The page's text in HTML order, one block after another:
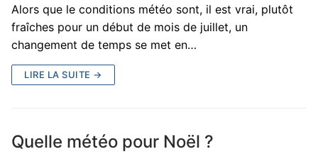
Alors que le conditions météo sont, il est vrai, plutôt
fraîches pour un début de mois de juillet, un
changement de temps se met en…
LIRE LA SUITE →
Quelle météo pour Noël ?